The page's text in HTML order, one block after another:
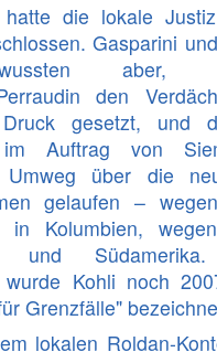
die lokale
Gasparini
aber,
den
gesetzt, und
Auftrag von
über die
gelaufen –
Kolumbien,
und
wurde Kohli noch
Grenzfälle"
lokalen Roldan-